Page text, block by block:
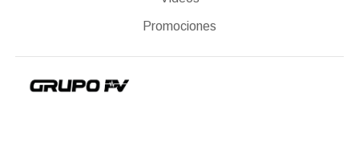
Promociones